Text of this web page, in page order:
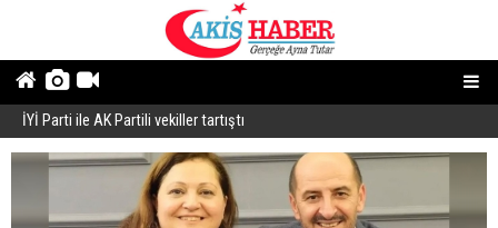
İYİ Parti ile AK Partili vekiller tartıştı